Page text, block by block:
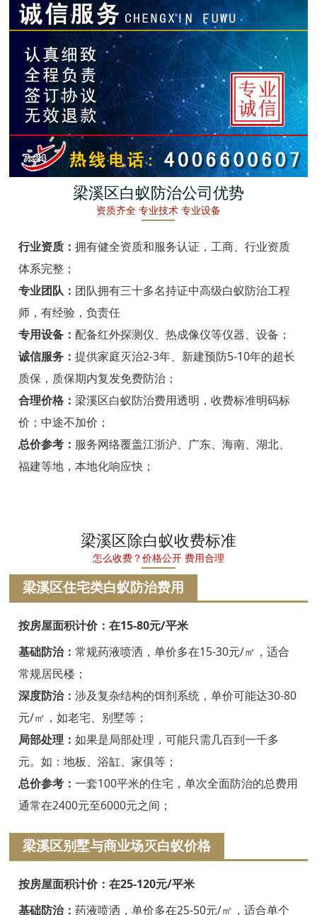
杭州白蚁防治
建德白蚁防治
桐庐白蚁防治
淳安白蚁防治
宁波白蚁防治
象山白蚁防治
温州白蚁防治
瑞安白蚁防治
乐清白蚁防治
龙港白蚁防治
永嘉白蚁防治
平阳白蚁防治
嘉兴白蚁防治
平湖白蚁防治
海宁白蚁防治
嘉善白蚁防治
海盐白蚁防治
湖州白蚁防治
长兴白蚁防治
安吉白蚁防治
梁溪区白蚁防治公司优势
资质齐全 专业技术 专业设备
行业资质： 拥有健全资质和服务认证，工商、行业资质
体系完整；
专业团队： 团队拥有三十多名持证中高级白蚁防治工程
师，有经验，负责任
专用设备： 配备红外探测仪、热成像仪等仪器、设备；
诚信服务： 提供家庭灭治2-3年、新建预防5-10年的超长
质保，质保期内复发免费防治；
合理价格： 梁溪区白蚁防治费用透明，收费标准明码标
价；中途不加价；
总价参考： 服务网络覆盖江浙沪、广东、海南、湖北、
福建等地，本地化响应快；
梁溪区除白蚁收费标准
怎么收费？价格公开 费用合理
梁溪区住宅类白蚁防治费用
按房屋面积计价：在15-80元/平米
基础防治： 常规药液喷洒，单价多在15-30元/㎡，适合
常规居民楼；
深度防治： 涉及复杂结构的饵剂系统，单价可能达30-80
元/㎡，如老宅、别墅等；
局部处理： 如果是局部处理，可能只需几百到一千多
元。如：地板、浴缸、家俱等；
总价参考： 一套100平米的住宅，单次全面防治的总费用
通常在2400元至6000元之间；
梁溪区别墅与商业场灭白蚁价格
按房屋面积计价：在25-120元/平米
基础防治： 药液喷洒，单价多在25-50元/㎡，适合单个